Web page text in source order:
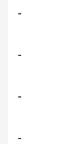
-
-
-
-